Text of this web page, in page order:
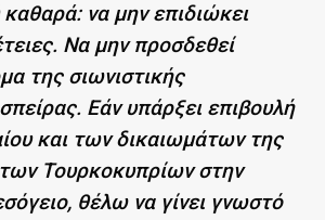
να μην επιδιώκει
Να μην προσδεθεί
της σιωνιστικής
Εάν υπάρξει επιβουλή
και των δικαιωμάτων της
Τουρκοκυπρίων στην
θέλω να γίνει γνωστό